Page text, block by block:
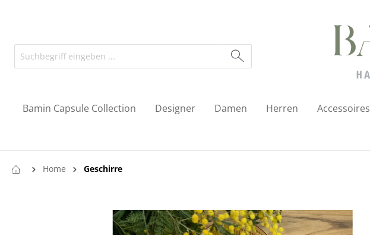
Bamin Capsule Collection Designer Damen Herren Accessoires
Home Geschirre